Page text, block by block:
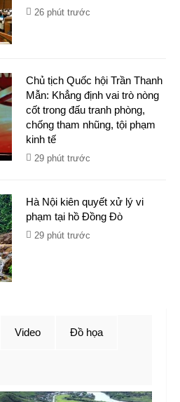
26 phút trước
Chủ tịch Quốc hội Trần Thanh
Mẫn: Khẳng định vai trò nòng
cốt trong đấu tranh phòng,
chống tham nhũng, tội phạm
kinh tế
29 phút trước
Hà Nội kiên quyết xử lý vi
phạm tại hồ Đồng Đò
29 phút trước
Video Đồ họa